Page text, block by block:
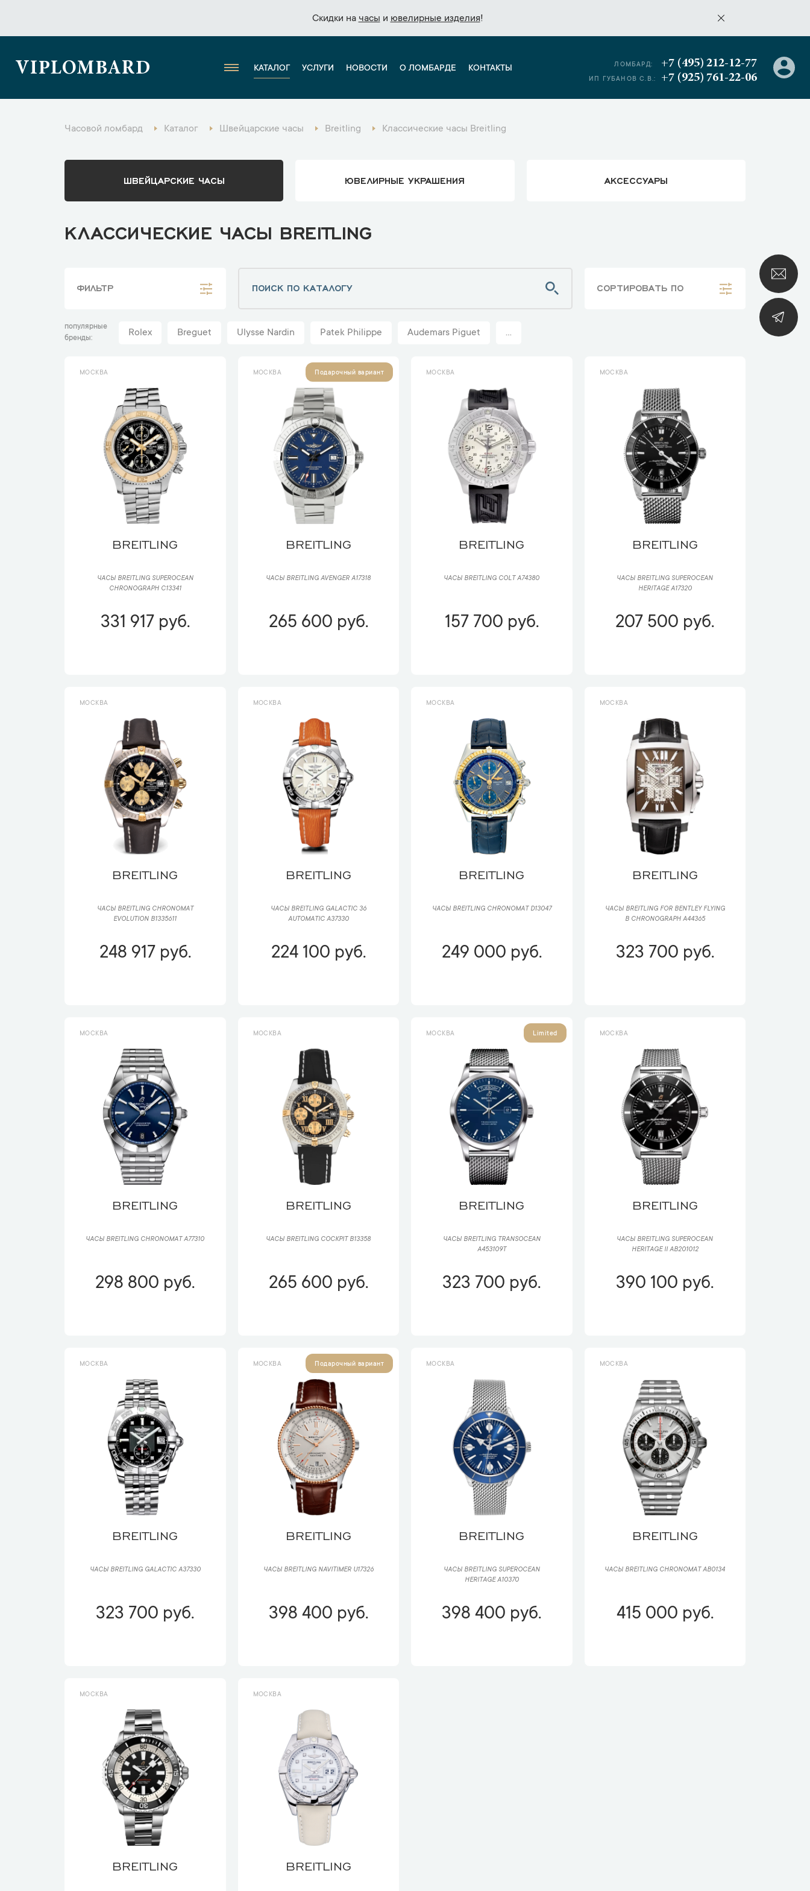
Скидки на часы и ювелирные изделия!
Скидки на часы и ювелирные изделия!
VIPLOMBARD КАТАЛОГ УСЛУГИ НОВОСТИ О ЛОМБАРДЕ КОНТАКТЫ ЛОМБАРД: +7 (495) 212-12-77
ИП ГУБАНОВ С.В.: +7 (925) 761-22-06
Часовой ломбард Каталог Швейцарские часы Breitling Классические часы Breitling
ШВЕЙЦАРСКИЕ ЧАСЫ ЮВЕЛИРНЫЕ УКРАШЕНИЯ АКСЕССУАРЫ
КЛАССИЧЕСКИЕ ЧАСЫ BREITLING
ФИЛЬТР СОРТИРОВАТЬ ПО
популярные
бренды
Rolex Breguet Ulysse Nardin Patek Philippe Audemars Piguet ...
МОСКВА
BREITLING
ЧАСЫ BREITLING SUPEROCEAN
CHRONOGRAPH C13341
331 917 руб.
МОСКВА Подарочный вариант
BREITLING
ЧАСЫ BREITLING AVENGER A17318
265 600 руб.
МОСКВА
BREITLING
ЧАСЫ BREITLING COLT A74380
157 700 руб.
МОСКВА
BREITLING
ЧАСЫ BREITLING SUPEROCEAN
HERITAGE A17320
207 500 руб.
МОСКВА
BREITLING
ЧАСЫ BREITLING CHRONOMAT
EVOLUTION B1335611
248 917 руб.
МОСКВА
BREITLING
ЧАСЫ BREITLING GALACTIC 36
AUTOMATIC A37330
224 100 руб.
МОСКВА
BREITLING
ЧАСЫ BREITLING CHRONOMAT D13047
249 000 руб.
МОСКВА
BREITLING
ЧАСЫ BREITLING FOR BENTLEY FLYING
B CHRONOGRAPH A44365
323 700 руб.
МОСКВА
BREITLING
ЧАСЫ BREITLING CHRONOMAT A77310
298 800 руб.
МОСКВА
BREITLING
ЧАСЫ BREITLING COCKPIT B13358
265 600 руб.
МОСКВА Limited
BREITLING
ЧАСЫ BREITLING TRANSOCEAN
A453109T
323 700 руб.
МОСКВА
BREITLING
ЧАСЫ BREITLING SUPEROCEAN
HERITAGE II AB201012
390 100 руб.
МОСКВА
BREITLING
ЧАСЫ BREITLING GALACTIC A37330
323 700 руб.
МОСКВА Подарочный вариант
BREITLING
ЧАСЫ BREITLING NAVITIMER U17326
398 400 руб.
МОСКВА
BREITLING
ЧАСЫ BREITLING SUPEROCEAN
HERITAGE A10370
398 400 руб.
МОСКВА
BREITLING
ЧАСЫ BREITLING CHRONOMAT AB0134
415 000 руб.
МОСКВА
BREITLING
МОСКВА
BREITLING